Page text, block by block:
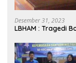
Desember 31, 2023
LBHAM : Tragedi